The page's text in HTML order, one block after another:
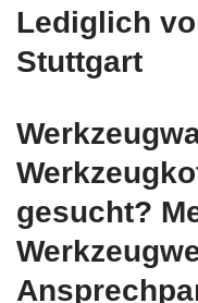
Lediglich
Stuttgart
gesucht?